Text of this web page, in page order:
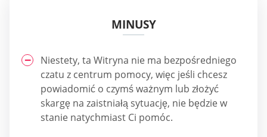
MINUSY
Niestety, ta Witryna nie ma bezpośredniego
czatu z centrum pomocy, więc jeśli chcesz
powiadomić o czymś ważnym lub złożyć
skargę na zaistniałą sytuację, nie będzie w
stanie natychmiast Ci pomóc.